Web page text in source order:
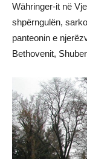
Währinger-it në
shpërngulën,
panteonin e
Bethovenit,